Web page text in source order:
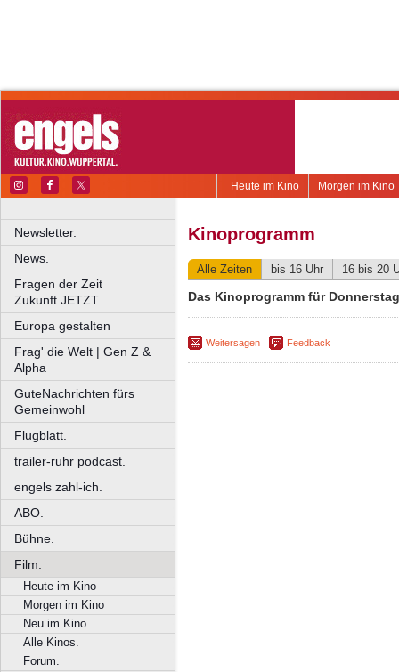
Morgen im Kino
Heute im Kino
Newsletter.
News.
Fragen der Zeit
Zukunft JETZT
Europa gestalten
Frag' die Welt | Gen Z &
Alpha
GuteNachrichten fürs
Gemeinwohl
Flugblatt.
trailer-ruhr podcast.
engels zahl-ich.
ABO.
Bühne.
Film.
Heute im Kino
Morgen im Kino
Neu im Kino
Alle Kinos.
Forum.
Kinoprogramm
Alle Zeiten bis 16 Uhr 16 bis 20
Das Kinoprogramm für
Weitersagen Feedback